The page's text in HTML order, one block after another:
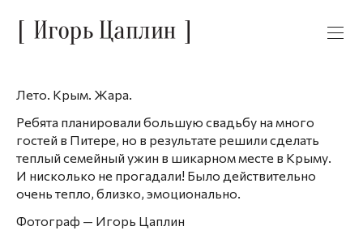
Лето. Крым. Жара.
Ребята планировали большую свадьбу на много
гостей в Питере, но в результате решили сделать
теплый семейный ужин в шикарном месте в Крыму.
И нисколько не прогадали! Было действительно
очень тепло, близко, эмоционально.
Фотограф — Игорь Цаплин